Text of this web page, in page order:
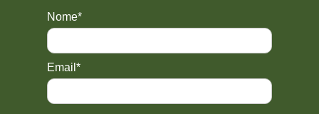
Nome*
Email*